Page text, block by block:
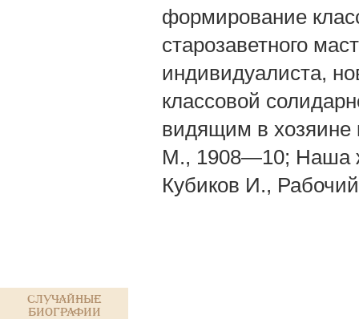
Случайные
биографии
формирование
старозаветного
индивидуалиста,
классовой
видящим в хозяине
М., 1908—10; Наша
Кубиков И.,